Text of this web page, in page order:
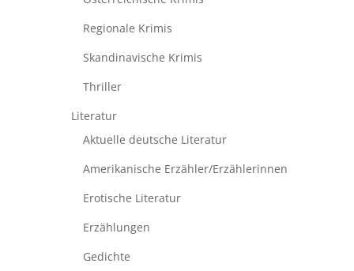
Regionale Krimis
Skandinavische Krimis
Thriller
Literatur
Aktuelle deutsche Literatur
Amerikanische Erzähler/Erzählerinnen
Erotische Literatur
Erzählungen
Gedichte